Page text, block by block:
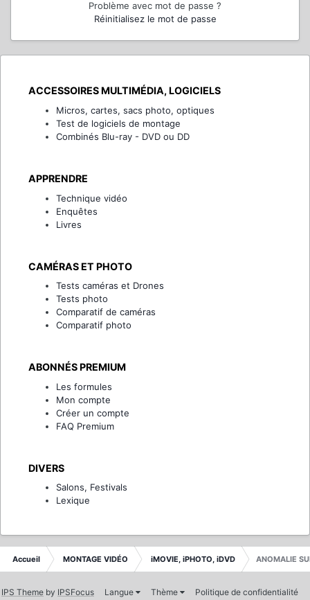
Problème avec mot de passe ?
Réinitialisez le mot de passe
ACCESSOIRES MULTIMÉDIA, LOGICIELS
Micros, cartes, sacs photo, optiques
Test de logiciels de montage
Combinés Blu-ray - DVD ou DD
APPRENDRE
Technique vidéo
Enquêtes
Livres
CAMÉRAS ET PHOTO
Tests caméras et Drones
Tests photo
Comparatif de caméras
Comparatif photo
ABONNÉS PREMIUM
Les formules
Mon compte
Créer un compte
FAQ Premium
DIVERS
Salons, Festivals
Lexique
Accueil MONTAGE VIDÉO iMOVIE, iPHOTO, iDVD ANOMALIE
IPS Theme by IPSFocus Langue Thème
Politique de confidentialité